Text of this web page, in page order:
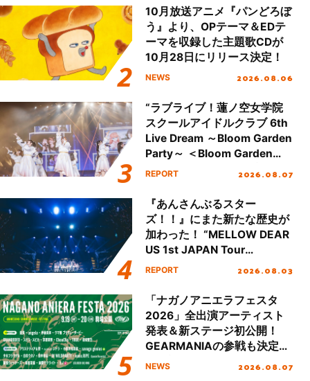
10月放送アニメ『パンどろぼ
う』より、OPテーマ＆EDテ
ーマを収録した主題歌CDが
10月28日にリリース決定！
NEWS 2026.08.06
“ラブライブ！蓮ノ空女学院
スクールアイドルクラブ 6th
Live Dream ～Bloom Garden
Party～ ＜Bloom Garden
Party Stage／埼玉公演＞”
REPORT 2026.08.07
『あんさんぶるスター
ズ！！』にまた新たな歴史が
加わった！ “MELLOW DEAR
US 1st JAPAN Tour
Final「NICE to meet YOU
ート!!
REPORT 2026.08.03
「ナガノアニエラフェスタ
2026」全出演アーティスト
発表＆新ステージ初公開！
GEARMANIAの参戦も決定
し、初となる第3ステージの
NEWS 2026.08.07